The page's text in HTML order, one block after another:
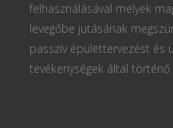
felhasználásával melyek
levegőbe jutásának
passzív épülettervezést és
tevékenységek által